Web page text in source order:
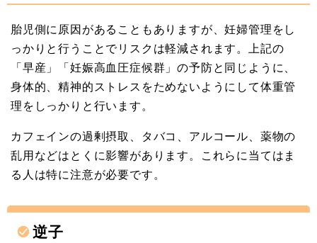
胎児側に原因があることもありますが、妊婦管理をし
っかりと行うことでリスクは軽減されます。上記の
「早産」「妊娠高血圧症候群」の予防と同じように、
身体的、精神的ストレスをためないようにして体重管
理をしっかりと行います。
カフェインの過剰摂取、タバコ、アルコール、薬物の
乱用などはとくに影響があります。これらに当てはま
る人は特に注意が必要です。
逆子